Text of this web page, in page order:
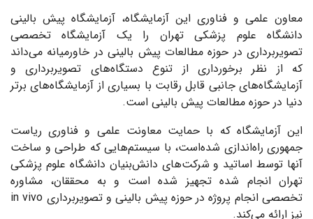
معاون علمی و فناوری این آزمایشگاه، آزمایشگاه پیش بالینی
دانشگاه علوم پزشکی تهران را یک آزمایشگاه تخصصی
تصویربرداری در حوزه مطالعات پیش ‌بالینی در خاورمیانه می‌داند
که از نظر برخورداری از تنوع دستگاه‌های تصویربرداری و
آزمایشگاه‌های جانبی قابل رقابت با بسیاری از آزمایشگاه‌های برتر
دنیا در حوزه مطالعات پیش ‌بالینی است.
این آزمایشگاه که با حمایت معاونت علمی و فناوری ریاست
جمهوری راه‌اندازی شده‌است، با سیستم‌هایی که طراحی و ساخت
آنها توسط اساتید و شرکت‌های دانش‌بنیان دانشگاه علوم پزشکی
تهران انجام شده تجهیز شده‌ است و به محققان، مشاوره
تخصصی انجام پروژه در حوزه پیش ‌بالینی و تصویربرداری in vivo
نیز ارائه می‌کند.